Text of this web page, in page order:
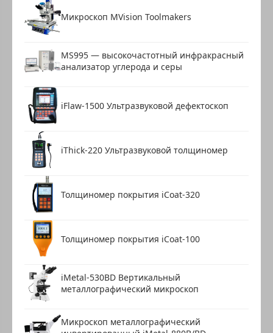
Микроскоп MVision Toolmakers
MS995 — высокочастотный инфракрасный
анализатор углерода и серы
iFlaw-1500 Ультразвуковой дефектоскоп
iThick-220 Ультразвуковой толщиномер
Толщиномер покрытия iCoat-320
Толщиномер покрытия iCoat-100
iMetal-530BD Вертикальный
металлографический микроскоп
Микроскоп металлографический